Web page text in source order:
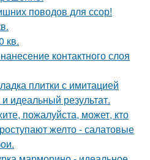
поводов для ссор!
кв.
контактного слоя
плитки с имитацией
идеальный результат.
пожалуйста, может, кто
желто - салатовые